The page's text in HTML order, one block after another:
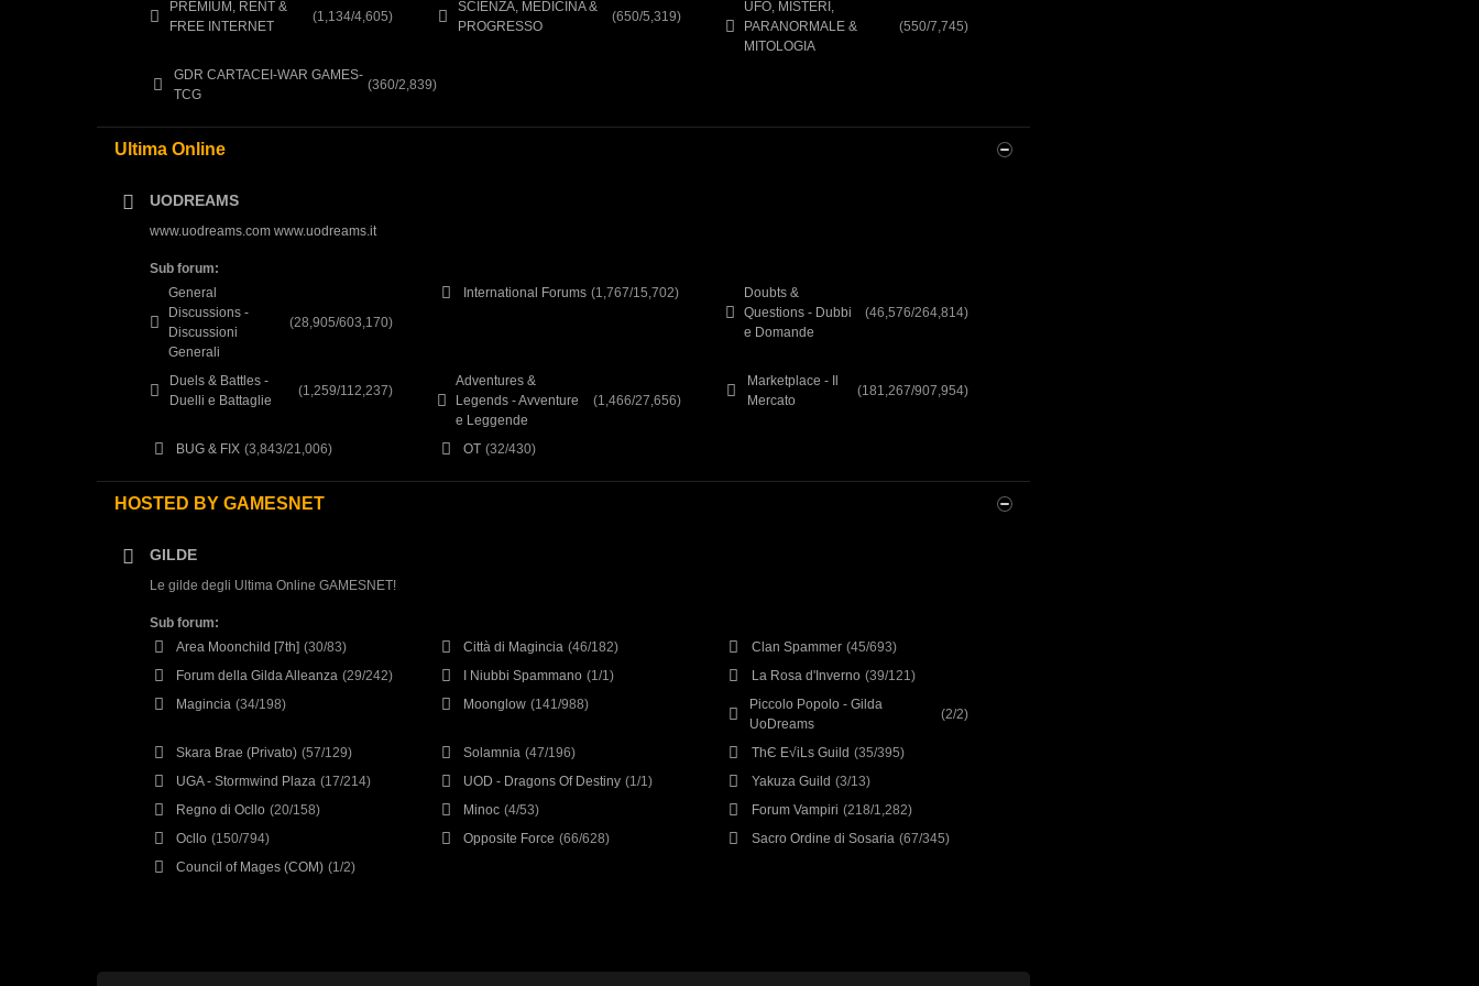
PREMIUM, RENT &
FREE INTERNET
(1,134/4,605)
SCIENZA, MEDICINA &
PROGRESSO
(650/5,319)
UFO, MISTERI,
PARANORMALE &
MITOLOGIA
(550/7,745)
GDR CARTACEI-WAR GAMES-
TCG
(360/2,839)
Ultima Online
UODREAMS
www.uodreams.com www.uodreams.it
Sub forum:
General
Discussions -
Discussioni
Generali
(28,905/603,170)
International Forums (1,767/15,702)
Doubts &
Questions - Dubbi
e Domande
(46,576/264,814)
Duels & Battles -
Duelli e Battaglie
(1,259/112,237)
Adventures &
Legends - Avventure
e Leggende
(1,466/27,656)
Marketplace - Il
Mercato
(181,267/907,954)
BUG & FIX (3,843/21,006) OT (32/430)
HOSTED BY GAMESNET
GILDE
Le gilde degli Ultima Online GAMESNET!
Sub forum:
Area Moonchild [7th] (30/83) Città di Magincia (46/182) Clan Spammer (45/693)
Forum della Gilda Alleanza (29/242) I Niubbi Spammano (1/1) La Rosa d'Inverno (39/121)
Magincia (34/198) Moonglow (141/988)
Piccolo Popolo - Gilda
UoDreams
(2/2)
Skara Brae (Privato) (57/129) Solamnia (47/196) ThЄ E√iLs Guild (35/395)
UGA - Stormwind Plaza (17/214) UOD - Dragons Of Destiny (1/1) Yakuza Guild (3/13)
Regno di Ocllo (20/158) Minoc (4/53) Forum Vampiri (218/1,282)
Ocllo (150/794) Opposite Force (66/628) Sacro Ordine di Sosaria (67/345)
Council of Mages (COM) (1/2)